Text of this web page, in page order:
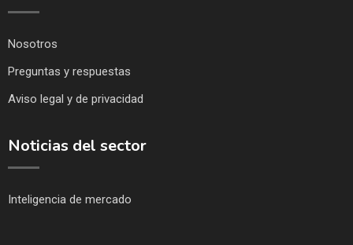
Nosotros
Preguntas y respuestas
Aviso legal y de privacidad
Noticias del sector
Inteligencia de mercado